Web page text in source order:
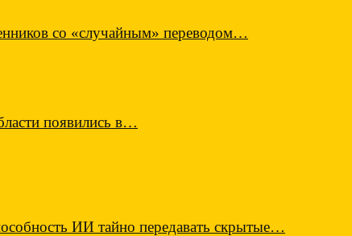
со «случайным» переводом…
появились в…
ИИ тайно передавать скрытые…